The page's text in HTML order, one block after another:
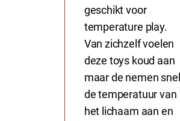
geschikt voor
temperature play.
Van zichzelf voelen
deze toys koud aan
maar de nemen snel
de temperatuur van
het lichaam aan en